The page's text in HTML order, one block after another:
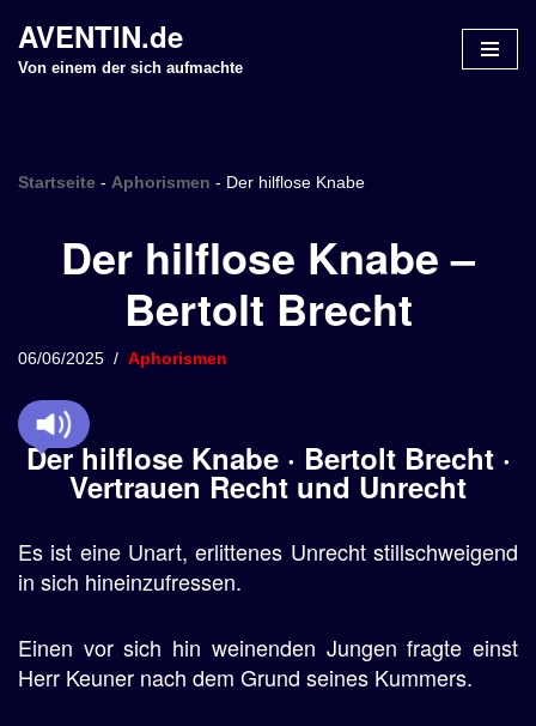
Z
n
p
i
n
g
AVENTIN.de
Von einem der sich aufmachte
Startseite - Aphorismen - Der hilflose Knabe
Der hilflose Knabe –
Bertolt Brecht
06/06/2025 Aphorismen
Der hilflose Knabe · Bertolt Brecht ·
Vertrauen Recht und Unrecht
Es ist eine Unart, erlittenes Unrecht stillschweigend
in sich hineinzufressen.
Einen vor sich hin weinenden Jungen fragte einst
Herr Keuner nach dem Grund seines Kummers.